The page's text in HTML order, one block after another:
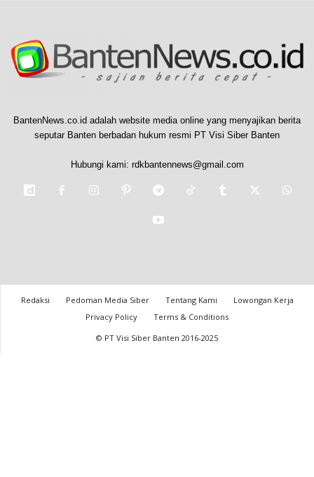
BantenNews.co.id adalah website media online yang menyajikan berita
seputar Banten berbadan hukum resmi PT Visi Siber Banten
Hubungi kami: rdkbantennews@gmail.com
Redaksi Pedoman Media Siber Tentang Kami
Lowongan Kerja
Privacy Policy
Terms & Conditions
© PT Visi Siber Banten 2016-2025